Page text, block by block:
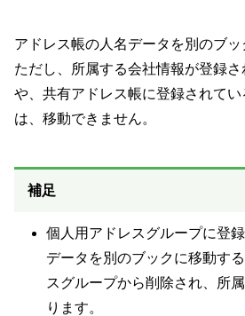
アドレス帳の人名データを別のブッ
ただし、所属する会社情報が登録
や、共有アドレス帳に登録されて
は、移動できません。
補足
個人用アドレスグループに登
データを別のブックに移動す
スグループから削除され、所
ります。